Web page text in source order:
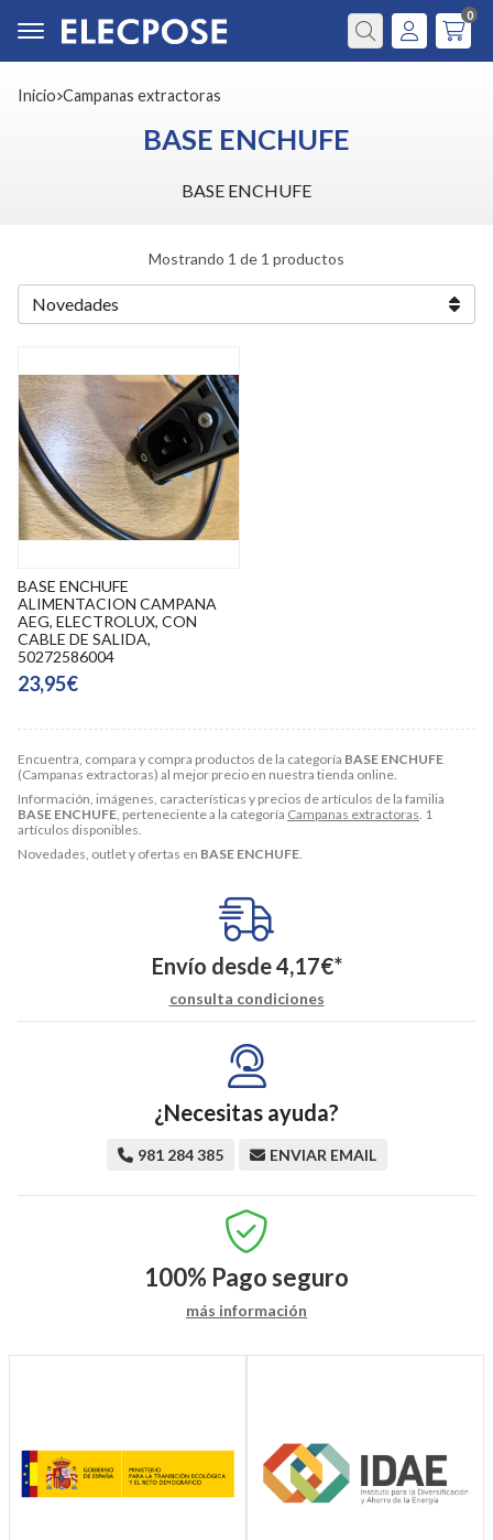
Buscar
0
Inicio campanas extractoras
BASE ENCHUFE
BASE ENCHUFE
Encuentra, compara y compra productos de la categoría BASE ENCHUFE
(Campanas extractoras) al mejor precio en nuestra tienda online.
Información, imágenes, características y precios de artículos de la familia
BASE ENCHUFE, perteneciente a la categoría Campanas extractoras. 1
artículos disponibles.
Novedades, outlet y ofertas en BASE ENCHUFE.
Mostrando 1 de 1 productos
BASE ENCHUFE
ALIMENTACION CAMPANA
AEG, ELECTROLUX, CON
CABLE DE SALIDA,
50272586004
23,95€
Envío desde4,17€*
consulta condiciones
¿Necesitas ayuda?
981 284 385 ENVIAR EMAIL
100% Pago seguro
más información